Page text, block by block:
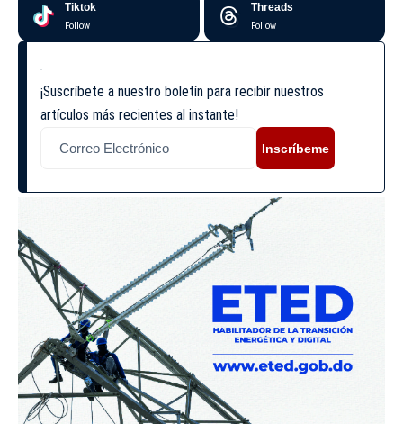
Tiktok
Follow
Threads
Follow
¡Suscríbete a nuestro boletín para recibir nuestros
artículos más recientes al instante!
Inscríbeme